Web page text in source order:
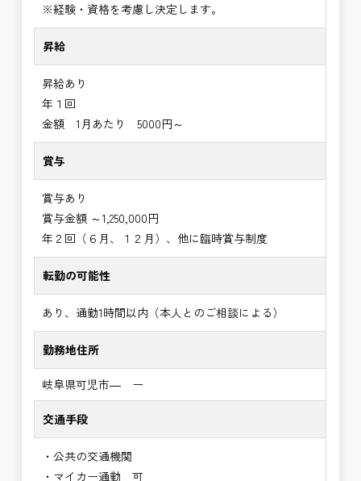
※経験・資格を考慮し決定します。
昇給
昇給あり
年１回
金額 1月あたり 5000円～
賞与
賞与あり
賞与金額 ～1,250,000円
年２回（６月、１２月）、他に臨時賞与制度
転勤の可能性
あり、通勤1時間以内（本人とのご相談による）
勤務地住所
岐阜県可児市― ー
交通手段
・公共の交通機関
・マイカー通勤 可